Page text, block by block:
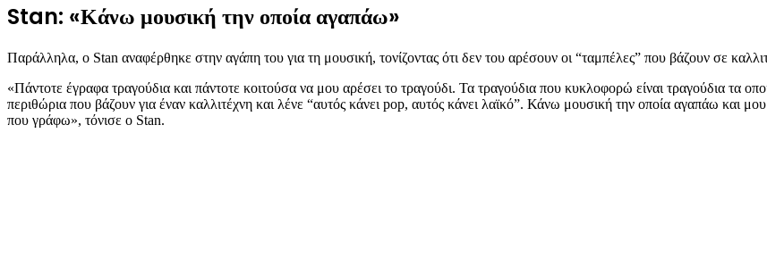
Stan: «Κάνω μουσική την οποία αγαπάω»
Παράλληλα, ο Stan αναφέρθηκε στην αγάπη του για τη μουσική, τονίζοντας ότι δεν του αρέσουν οι “ταμπέλες” που βάζουν σε
«Πάντοτε έγραφα τραγούδια και πάντοτε κοιτούσα να μου αρέσει το τραγούδι. Τα τραγούδια που κυκλοφορώ είναι τραγούδια τα
περιθώρια που βάζουν για έναν καλλιτέχνη και λένε “αυτός κάνει pop, αυτός κάνει λαϊκό”. Κάνω μουσική την οποία αγαπάω και
που γράφω», τόνισε ο Stan.